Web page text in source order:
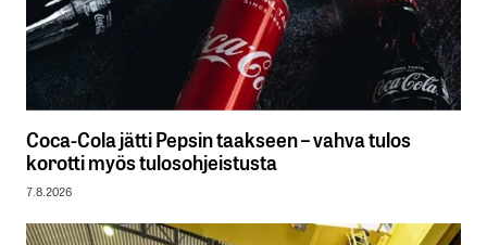
Coca-Cola jätti Pepsin taakseen – vahva tulos
korotti myös tulosohjeistusta
7.8.2026